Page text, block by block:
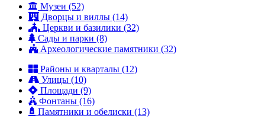
Музеи (52)
Дворцы и виллы (14)
Церкви и базилики (32)
Сады и парки (8)
Археологические памятники (32)
Районы и кварталы (12)
Улицы (10)
Площади (9)
Фонтаны (16)
Памятники и обелиски (13)